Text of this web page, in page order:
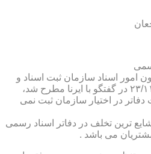
امور اسناد سازمان ثبت اسناد و
املاک کشور که در مورخ ۲۳/۱۱/۹۱ در گفتگو با ایرنا مطرح شد،
دفاتر در اختیار سازمان ثبت نمی
ترین تخلف در دفاتر اسناد رسمی
می باشد .